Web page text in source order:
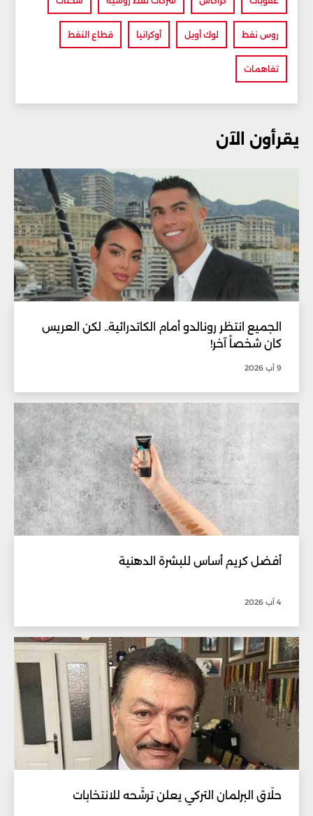
روس نفط لوك أويل أوكرانيا قطاع النفط
تفاهمات
يقرأون الآن
الجميع انتظر رونالدو أمام الكاتدرائية.. لكن العريس
كان شخصاً آخر!
9 آب 2026
أفضل كريم أساس للبشرة الدهنية
4 آب 2026
حلّاق البرلمان التركي يعلن ترشّحه للانتخابات